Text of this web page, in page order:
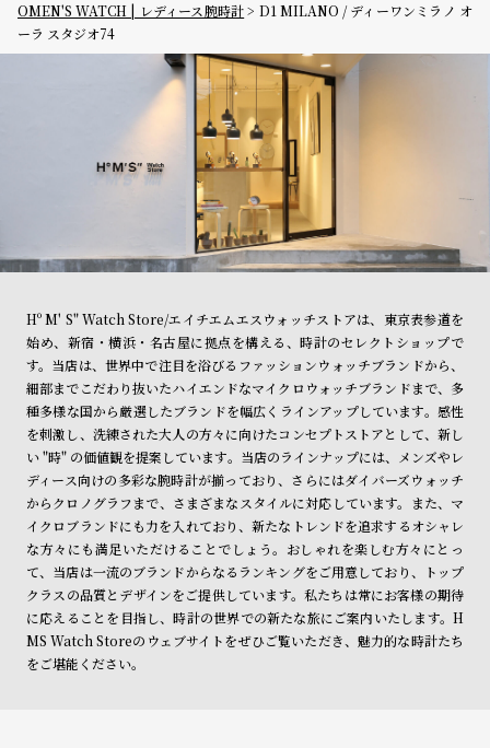
OMEN'S WATCH | レディース腕時計
D1 MILANO / ディーワンミラノ オ
ーラ スタジオ74
Hº M' S" Watch Store/エイチエムエスウォッチストアは、東京表参道を
始め、新宿・横浜・名古屋に拠点を構える、時計のセレクトショップで
す。当店は、世界中で注目を浴びるファッションウォッチブランドから、
細部までこだわり抜いたハイエンドなマイクロウォッチブランドまで、多
種多様な国から厳選したブランドを幅広くラインアップしています。感性
を刺激し、洗練された大人の方々に向けたコンセプトストアとして、新し
い "時" の価値観を提案しています。当店のラインナップには、メンズやレ
ディース向けの多彩な腕時計が揃っており、さらにはダイバーズウォッチ
からクロノグラフまで、さまざまなスタイルに対応しています。また、マ
イクロブランドにも力を入れており、新たなトレンドを追求するオシャレ
な方々にも満足いただけることでしょう。おしゃれを楽しむ方々にとっ
て、当店は一流のブランドからなるランキングをご用意しており、トップ
クラスの品質とデザインをご提供しています。私たちは常にお客様の期待
に応えることを目指し、時計の世界での新たな旅にご案内いたします。H
MS Watch Storeのウェブサイトをぜひご覧いただき、魅力的な時計たち
をご堪能ください。